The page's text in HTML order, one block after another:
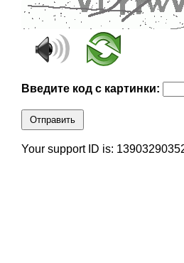
Введите код с картинки:
Отправить
Your support ID is: